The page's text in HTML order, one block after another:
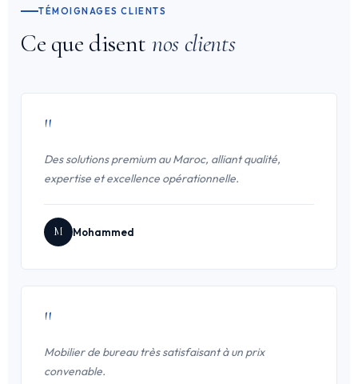
TÉMOIGNAGES CLIENTS
Ce que disent nos clients
"
Des solutions premium au Maroc, alliant qualité,
expertise et excellence opérationnelle.
M Mohammed
"
Mobilier de bureau très satisfaisant à un prix
convenable.